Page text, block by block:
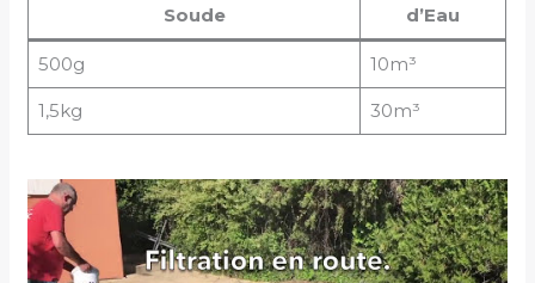
Soude
d’Eau
500g 10m³
1,5kg 30m³